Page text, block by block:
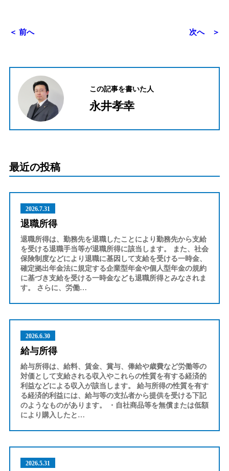
＜ 前へ 次へ ＞
この記事を書いた人
永井孝幸
最近の投稿
2026.7.31
退職所得
退職所得は、勤務先を退職したことにより勤務先から支給
を受ける退職手当等が退職所得に該当します。 また、社会
保険制度などにより退職に基因して支給を受ける一時金、
確定拠出年金法に規定する企業型年金や個人型年金の規約
に基づき支給を受ける一時金なども退職所得とみなされま
す。 さらに、労働…
2026.6.30
給与所得
給与所得は、給料、賃金、賞与、俸給や歳費など労働等の
対価として支給される収入やこれらの性質を有する経済的
利益などによる収入が該当します。 給与所得の性質を有す
る経済的利益には、給与等の支払者から提供を受ける下記
のようなものがあります。 ・自社商品等を無償または低額
により購入したと…
2026.5.31